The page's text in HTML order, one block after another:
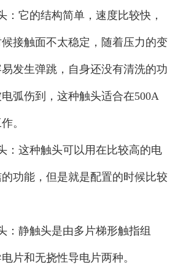
它的结构简单，速度比较快，
接触面不太稳定，随着压力的变
发生弹跳，自身还没有清洗的功
弧伤到，这种触头适合在500A
。
这种触头可以用在比较高的电
功能，但是就是配置的时候比较
静触头是由多片梯形触指组
片和无挠性导电片两种。